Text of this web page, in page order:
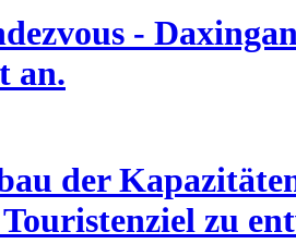
-
an.
der
zu